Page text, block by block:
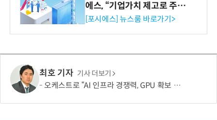
에스, “기업가치 제고로 주주
환원 강화” 계획 공시
[포시에스] 뉴스룸 바로가기>
최호 기자 기사 더보기
오케스트로 “AI 인프라 경쟁력, GPU 확보 넘어 '운영 효율'이 좌우”